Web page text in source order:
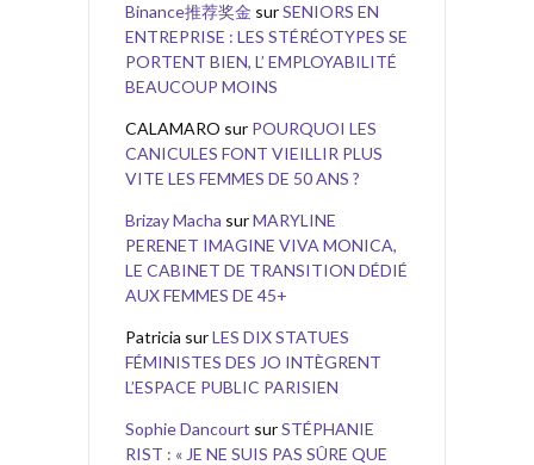
Binance推荐奖金 surSENIORS EN
ENTREPRISE : LES STÉRÉOTYPES SE
PORTENT BIEN, L’ EMPLOYABILITÉ
BEAUCOUP MOINS
CALAMARO sur POURQUOI LES
CANICULES FONT VIEILLIR PLUS
VITE LES FEMMES DE 50 ANS ?
Brizay Macha surMARYLINE
PERENET IMAGINE VIVA MONICA,
LE CABINET DE TRANSITION DÉDIÉ
AUX FEMMES DE 45+
Patricia surLES DIX STATUES
FÉMINISTES DES JO INTÈGRENT
L’ESPACE PUBLIC PARISIEN
Sophie Dancourt surSTÉPHANIE
RIST : « JE NE SUIS PAS SÛRE QUE